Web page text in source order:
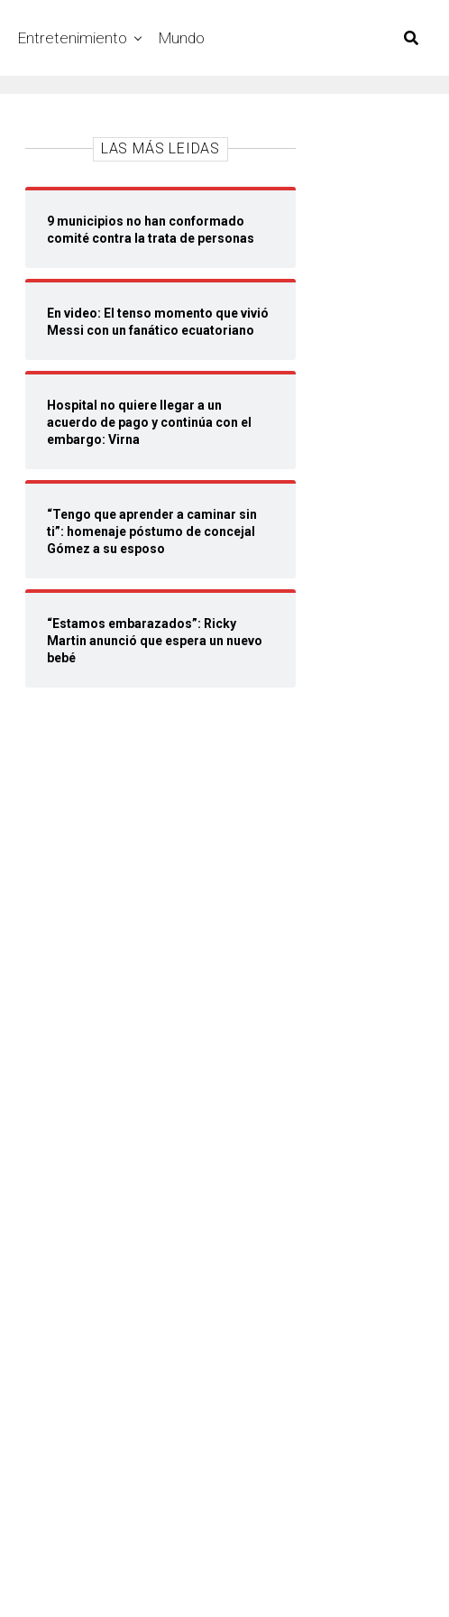
Entretenimiento Mundo
LAS MÁS LEIDAS
9 municipios no han conformado
comité contra la trata de personas
En video: El tenso momento que vivió
Messi con un fanático ecuatoriano
Hospital no quiere llegar a un
acuerdo de pago y continúa con el
embargo: Virna
“Tengo que aprender a caminar sin
ti”: homenaje póstumo de concejal
Gómez a su esposo
“Estamos embarazados”: Ricky
Martin anunció que espera un nuevo
bebé